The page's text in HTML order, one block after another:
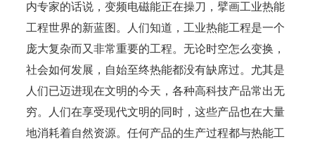
内专家的话说，变频电磁能正在操刀，擘画工业热能
工程世界的新蓝图。人们知道，工业热能工程是一个
庞大复杂而又非常重要的工程。无论时空怎么变换，
社会如何发展，自始至终热能都没有缺席过。尤其是
人们已迈进现在文明的今天，各种高科技产品常出无
穷。人们在享受现代文明的同时，这些产品也在大量
地消耗着自然资源。任何产品的生产过程都与热能工